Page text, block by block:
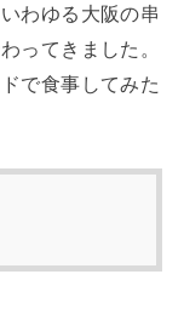
わゆる大阪の串
ってきました。
で食事してみた